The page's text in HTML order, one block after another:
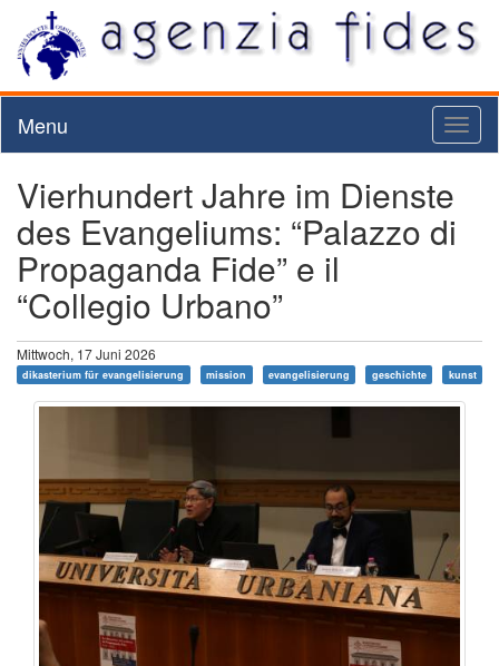
Menu
Vierhundert Jahre im Dienste
des Evangeliums: “Palazzo di
Propaganda Fide” e il
“Collegio Urbano”
Mittwoch, 17 Juni 2026
dikasterium für evangelisierung mission evangelisierung geschichte kunst